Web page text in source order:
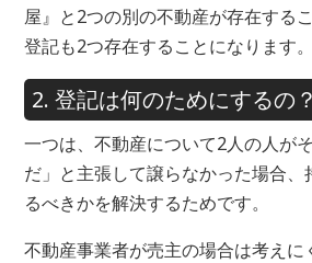
屋』と2つの別の不動産が存在する
登記も2つ存在することになります。
2. 登記は何のためにするの？
一つは、不動産について2人の人が
だ」と主張して譲らなかった場合、
るべきかを解決するためです。
不動産事業者が売主の場合は考えに